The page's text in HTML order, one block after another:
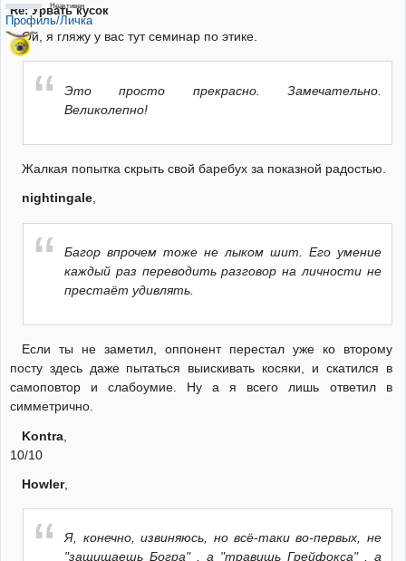
Неактивен
Профиль/Личка
Re: Урвать кусок
Ой, я гляжу у вас тут семинар по этике.
Это просто прекрасно. Замечательно.
Великолепно!
Жалкая попытка скрыть свой баребух за показной радостью.
nightingale,
Багор впрочем тоже не лыком шит. Его умение
каждый раз переводить разговор на личности не
престаёт удивлять.
Если ты не заметил, оппонент перестал уже ко второму
посту здесь даже пытаться выискивать косяки, и скатился в
самоповтор и слабоумие. Ну а я всего лишь ответил в
симметрично.
Kontra,
10/10
Howler,
Я, конечно, извиняюсь, но всё-таки во-первых, не
"защищаешь Богра" , а "травишь Грейфокса" , а